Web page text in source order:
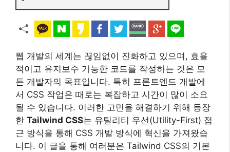
웹 개발의 세계는 끊임없이 진화하고 있으며, 효율
적이고 유지보수 가능한 코드를 작성하는 것은 모
든 개발자의 목표입니다. 특히 프론트엔드 개발에
서 CSS 작업은 때로는 복잡하고 시간이 많이 소요
될 수 있습니다. 이러한 고민을 해결하기 위해 등장
한 Tailwind CSS는 유틸리티 우선(Utility-First) 접
근 방식을 통해 CSS 개발 방식에 혁신을 가져왔습
니다. 이 글을 통해 여러분은 Tailwind CSS의 기본